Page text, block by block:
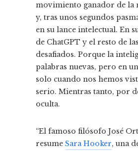
movimiento ganador de la
y, tras unos segundos
en su lance intelectual. En
de ChatGPT y el resto de
desafiados. Porque la
palabras nuevas, pero en
solo cuando nos hemos
serio. Mientras tanto, por
oculta.
“El famoso filósofo José
resume Sara Hooker, una